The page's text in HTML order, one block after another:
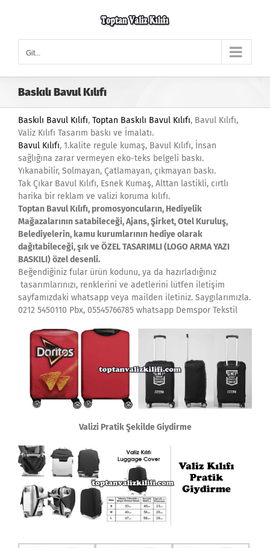
Git...
Baskılı Bavul Kılıfı
Baskılı Bavul Kılıfı, Toptan Baskılı Bavul Kılıfı, Bavul Kılıfı,
Valiz Kılıfı Tasarım baskı ve İmalatı.
Bavul Kılıfı, 1.kalite regule kumaş, Bavul Kılıfı, İnsan
sağlığına zarar vermeyen eko-teks belgeli baskı.
Yıkanabilir, Solmayan, Çatlamayan, çıkmayan baskı.
Tak Çıkar Bavul Kılıfı, Esnek Kumaş, Alttan lastikli, cırtlı
harika bir reklam ve valizi koruma kılıfı.
Toptan Bavul Kılıfı, promosyoncuların, Hediyelik
Mağazalarının satabileceği, Ajans, Şirket, Otel Kuruluş,
Belediyelerin, kamu kurumlarının hediye olarak
dağıtabileceği, şık ve ÖZEL TASARIMLI (LOGO ARMA YAZI
BASKILI) özel desenli.
Beğendiğiniz fular ürün kodunu, ya da hazırladığınız
tasarımlarınızı, renklerini ve adetlerini lütfen iletişim
sayfamızdaki whatsapp veya mailden iletiniz. Saygılarımızla.
0212 5450110 Pbx, 05545766785 whatsapp Demspor Tekstil
Valizi Pratik Şekilde Giydirme